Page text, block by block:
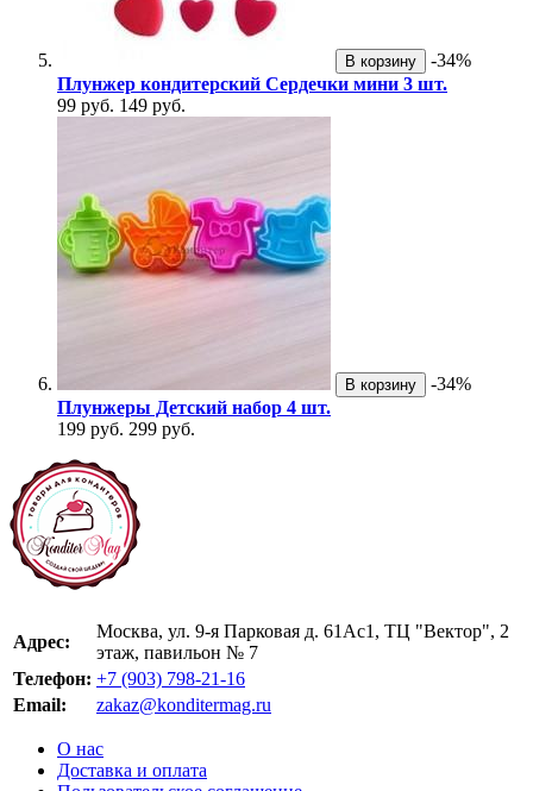
В корзину
-34%
Плунжер кондитерский Сердечки мини 3 шт.
99 руб. 149 руб.
В корзину
-34%
Плунжеры Детский набор 4 шт.
199 руб. 299 руб.
Адрес:
Москва, ул. 9-я Парковая д. 61Ас1, ТЦ "Вектор", 2
этаж, павильон № 7
Телефон: +7 (903) 798-21-16
Email:
zakaz@konditermag.ru
О нас
Доставка и оплата